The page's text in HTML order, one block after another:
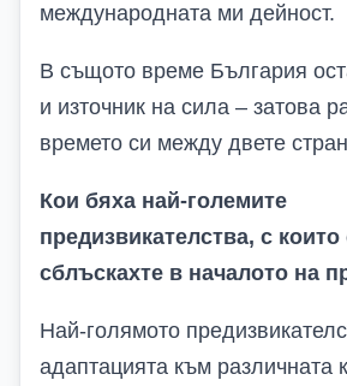
международната ми дейност.
В същото време България
и източник на сила – затова
времето си между двете
Кои бяха най-големите
предизвикателства, с които
сблъскахте в началото на
Най-голямото
адаптацията към различната